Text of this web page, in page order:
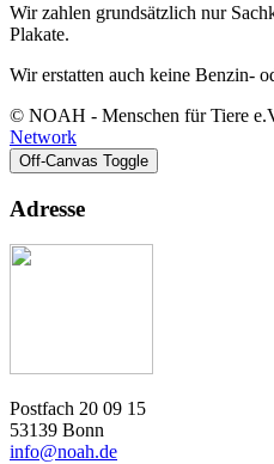
Wir zahlen grundsätzlich nur
Plakate.
Wir erstatten auch keine Benzin-
© NOAH - Menschen für Tiere
Network
Off-Canvas Toggle
Adresse
Postfach 20 09 15
53139 Bonn
info@noah.de